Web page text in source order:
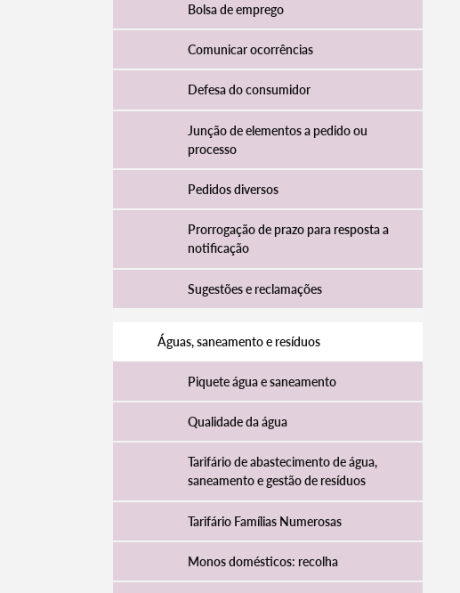
Bolsa de emprego
Comunicar ocorrências
Defesa do consumidor
Junção de elementos a pedido ou
processo
Pedidos diversos
Prorrogação de prazo para resposta a
notificação
Sugestões e reclamações
Águas, saneamento e resíduos
Piquete água e saneamento
Qualidade da água
Tarifário de abastecimento de água,
saneamento e gestão de resíduos
Tarifário Famílias Numerosas
Monos domésticos: recolha